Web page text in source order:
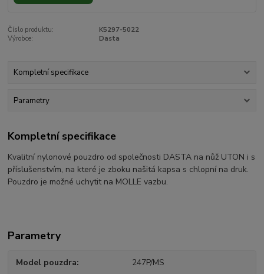
Číslo produktu:
K5297-5022
Výrobce:
Dasta
Kompletní specifikace
Parametry
Kompletní specifikace
Kvalitní nylonové pouzdro od společnosti DASTA na nůž UTON i s
příslušenstvím, na které je zboku našitá kapsa s chlopní na druk.
Pouzdro je možné uchytit na MOLLE vazbu.
Parametry
Model pouzdra 247P/MS